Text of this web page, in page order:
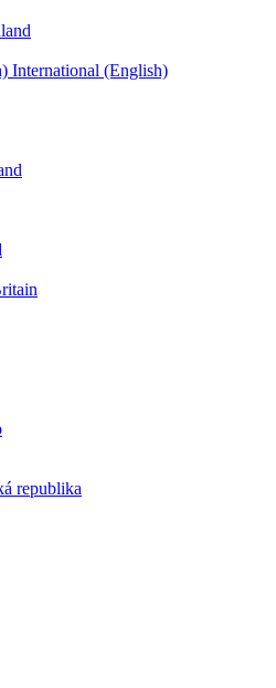
International (English)
republika